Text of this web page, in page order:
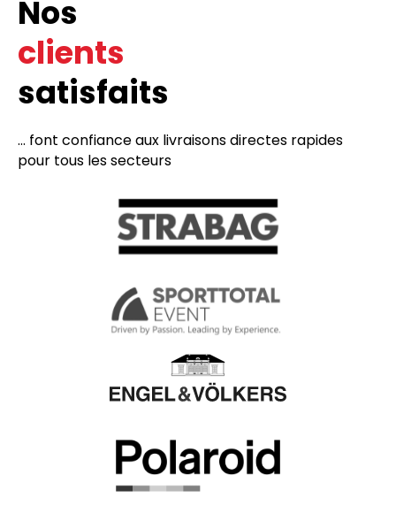
Nos
clients
satisfaits
... font confiance aux livraisons directes rapides
pour tous les secteurs